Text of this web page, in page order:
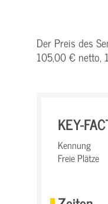
Der Preis des
105,00 € netto,
KEY-
Kennung
Freie Plätze